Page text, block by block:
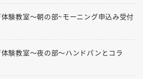
体験教室～朝の部~モーニング申込み受付
体験教室～夜の部～ハンドパンとコラ